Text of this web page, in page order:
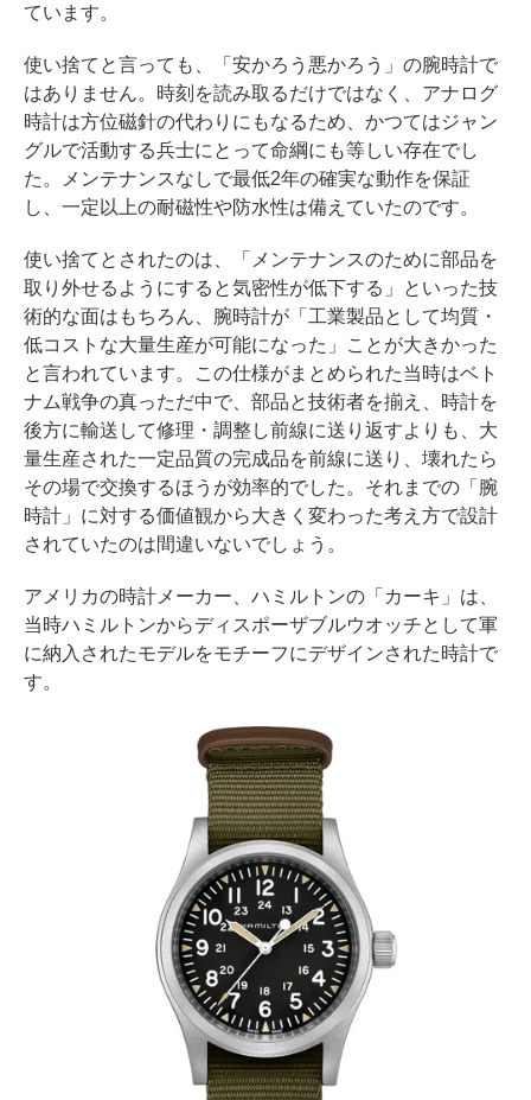
ています。
使い捨てと言っても、「安かろう悪かろう」の腕時計で
はありません。時刻を読み取るだけではなく、アナログ
時計は方位磁針の代わりにもなるため、かつてはジャン
グルで活動する兵士にとって命綱にも等しい存在でし
た。メンテナンスなしで最低2年の確実な動作を保証
し、一定以上の耐磁性や防水性は備えていたのです。
使い捨てとされたのは、「メンテナンスのために部品を
取り外せるようにすると気密性が低下する」といった技
術的な面はもちろん、腕時計が「工業製品として均質・
低コストな大量生産が可能になった」ことが大きかった
と言われています。この仕様がまとめられた当時はベト
ナム戦争の真っただ中で、部品と技術者を揃え、時計を
後方に輸送して修理・調整し前線に送り返すよりも、大
量生産された一定品質の完成品を前線に送り、壊れたら
その場で交換するほうが効率的でした。それまでの「腕
時計」に対する価値観から大きく変わった考え方で設計
されていたのは間違いないでしょう。
アメリカの時計メーカー、ハミルトンの「カーキ」は、
当時ハミルトンからディスポーザブルウオッチとして軍
に納入されたモデルをモチーフにデザインされた時計で
す。